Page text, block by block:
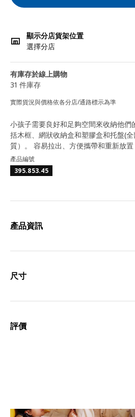
顯示分店貨架位置
選擇分店
有庫存於線上購物
31 件庫存
實際貨況與價格依各分店/通路標示為準
小孩子需要良好和足夠空間來收納他們
括木框、網狀收納盒和塑膠盒和托盤(
質）。 容易拉出、方便攜帶和重新放置
產品編號
395.853.45
產品資訊
尺寸
評價